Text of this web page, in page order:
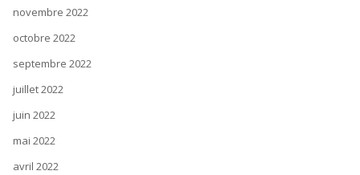
novembre 2022
octobre 2022
septembre 2022
juillet 2022
juin 2022
mai 2022
avril 2022